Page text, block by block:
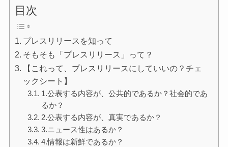
目次
プレスリリースを知って
そもそも「プレスリリース」って？
【これって、プレスリリースにしていいの？チェ
ックシート】
1.公表する内容が、公共的であるか？社会的であ
るか？
2.公表する内容が、真実であるか？
3.ニュース性はあるか？
4.情報は新鮮であるか？